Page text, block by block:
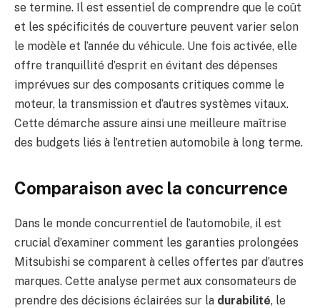
se termine. Il est essentiel de comprendre que le coût
et les spécificités de couverture peuvent varier selon
le modèle et l’année du véhicule. Une fois activée, elle
offre tranquillité d’esprit en évitant des dépenses
imprévues sur des composants critiques comme le
moteur, la transmission et d’autres systèmes vitaux.
Cette démarche assure ainsi une meilleure maîtrise
des budgets liés à l’entretien automobile à long terme.
Comparaison avec la concurrence
Dans le monde concurrentiel de l’automobile, il est
crucial d’examiner comment les garanties prolongées
Mitsubishi se comparent à celles offertes par d’autres
marques. Cette analyse permet aux consomateurs de
prendre des décisions éclairées sur la durabilité, le